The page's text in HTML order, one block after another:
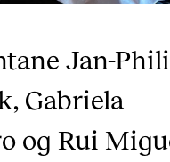
Jan-
Gabriela
og Rui